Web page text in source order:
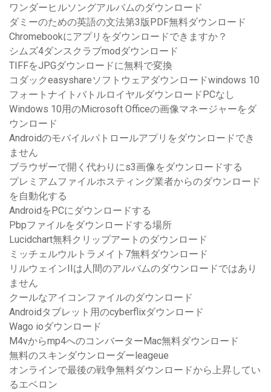
ワンダーヒルソングアルバムのダウンロード
ダミーのための英語の文法第3版PDF無料ダウンロード
Chromebookにアプリをダウンロードできますか？
シムズ4ダンスクラブmodダウンロード
TIFFをJPGダウンロードに無料で変換
コダックeasyshareソフトウェアダウンロードwindows 10
フォートナイトバトルロイヤルダウンロードPCなし
Windows 10用のMicrosoft Officeの画像マネージャーをダ
ウンロード
Androidのモバイルパトロールアプリをダウンロードでき
ません
ブラウザーで開く代わりにs3画像をダウンロードする
プレミアムファイルホスティング業者からのダウンロード
を自動化する
AndroidをPCにダウンロードする
Pbpファイルをダウンロードする場所
Lucidchart無料クリップアートのダウンロード
ミッチェルウルトラメイト7無料ダウンロード
リルウェインIIは人間のアルバムのダウンロードではあり
ません
クールなアイコンファイルのダウンロード
Androidタブレット用のcyberflixダウンロード
Wago ioダウンロード
M4vからmp4へのコンバーターMac無料ダウンロード
無料のスキンダウンローダーleageue
オンラインで最後の戦争無料ダウンロードから上昇してい
るエベロン